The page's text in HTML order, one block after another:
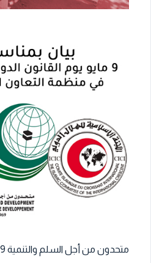
متحدون من أجل السلم والتنمية 1969-2019